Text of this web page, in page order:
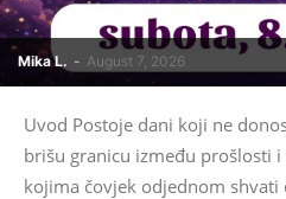
Mika L. - August 7, 2026
Uvod Postoje dani koji ne
brišu granicu između prošlosti
kojima čovjek odjednom shvati